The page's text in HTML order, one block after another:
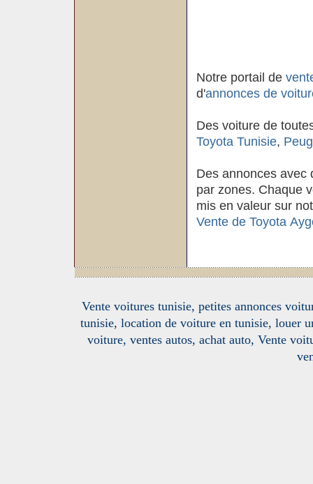
Notre portail de
d'annonces de
Des voiture de
Toyota Tunisie,
Des annonces avec
par zones. Chaque
mis en valeur sur
Vente de Toyota
Vente voitures tunisie, petites annonces
tunisie, location de voiture en tunisie, louer
voiture, ventes autos, achat auto, Vente